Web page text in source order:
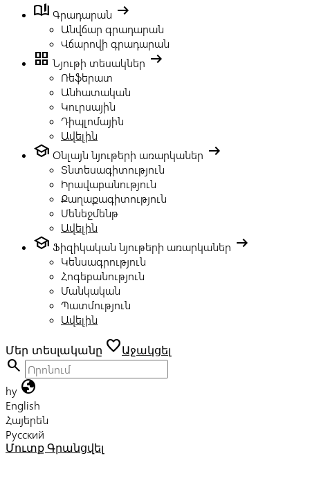
book_ribbon Գրադարան arrow_right_alt
Անվճար գրադարան
Վճարովի գրադարան
grid_view Նյութի տեսակներ arrow_right_alt
Ռեֆերատ
Անհատական
Կուրսային
Դիպլոմային
Ավելին
school Օնլայն նյութերի առարկաներ arrow_right_alt
Տնտեսագիտություն
Իրավաբանություն
Քաղաքագիտություն
Մենեջմենթ
Ավելին
school Ֆիզիկական նյութերի առարկաներ arrow_right_alt
Կենսագրություն
Հոգեբանություն
Մանկական
Պատմություն
Ավելին
Մեր տեսլականը favoriteԱջակցել
search
hy globe
English
Հայերեն
Русский
Մուտք Գրանցվել